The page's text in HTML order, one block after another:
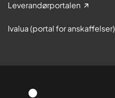
Leverandørportalen
Ivalua (portal for anskaffelser)